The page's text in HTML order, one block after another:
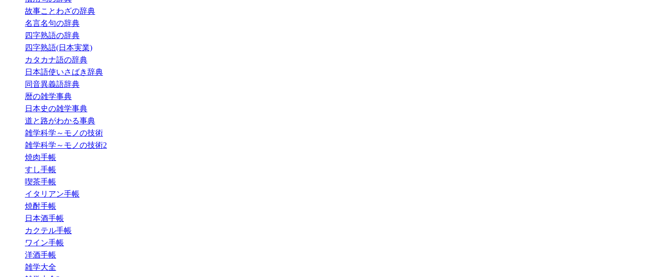
故事ことわざの辞典
名言名句の辞典
四字熟語の辞典
四字熟語(日本実業)
カタカナ語の辞典
日本語使いさばき辞典
同音異義語辞典
暦の雑学事典
日本史の雑学事典
道と路がわかる事典
雑学科学～モノの技術
雑学科学～モノの技術2
焼肉手帳
すし手帳
喫茶手帳
イタリアン手帳
焼酎手帳
日本酒手帳
カクテル手帳
ワイン手帳
洋酒手帳
雑学大全